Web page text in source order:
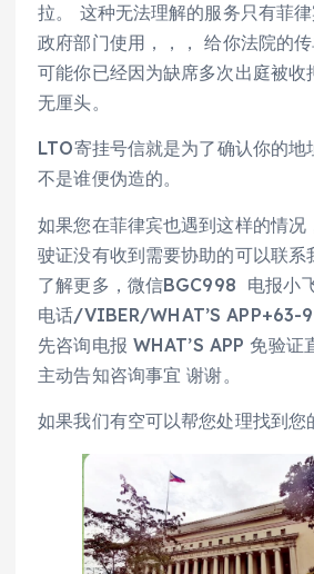
拉。 这种无法理解的服务只有菲
政府部门使用，，， 给你法院的
可能你已经因为缺席多次出庭被收
无厘头。
LTO寄挂号信就是为了确认你的地
不是谁便伪造的。
如果您在菲律宾也遇到这样的情况
驶证没有收到需要协助的可以联系
了解更多，微信BGC998 电报小
电话/VIBER/WHAT’S
先咨询电报 WHAT’S APP 免验证
主动告知咨询事宜 谢谢。
如果我们有空可以帮您处理找到您